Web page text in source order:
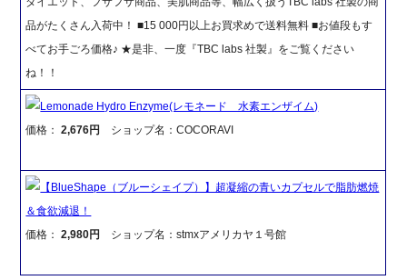
品がたくさん入荷中！ ■15 000円以上お買求めで送料無料 ■お値段もす
べてお手ごろ価格♪ ★是非、一度『TBC labs 社製』をご覧ください
ね！！
Lemonade Hydro Enzyme(レモネード 水素エンザイム)
価格：2,676円 ショップ名：COCORAVI
【BlueShape（ブルーシェイプ）】超凝縮の青いカプセルで脂肪燃焼
＆食欲減退！
価格：2,980円 ショップ名：stmxアメリカヤ１号館